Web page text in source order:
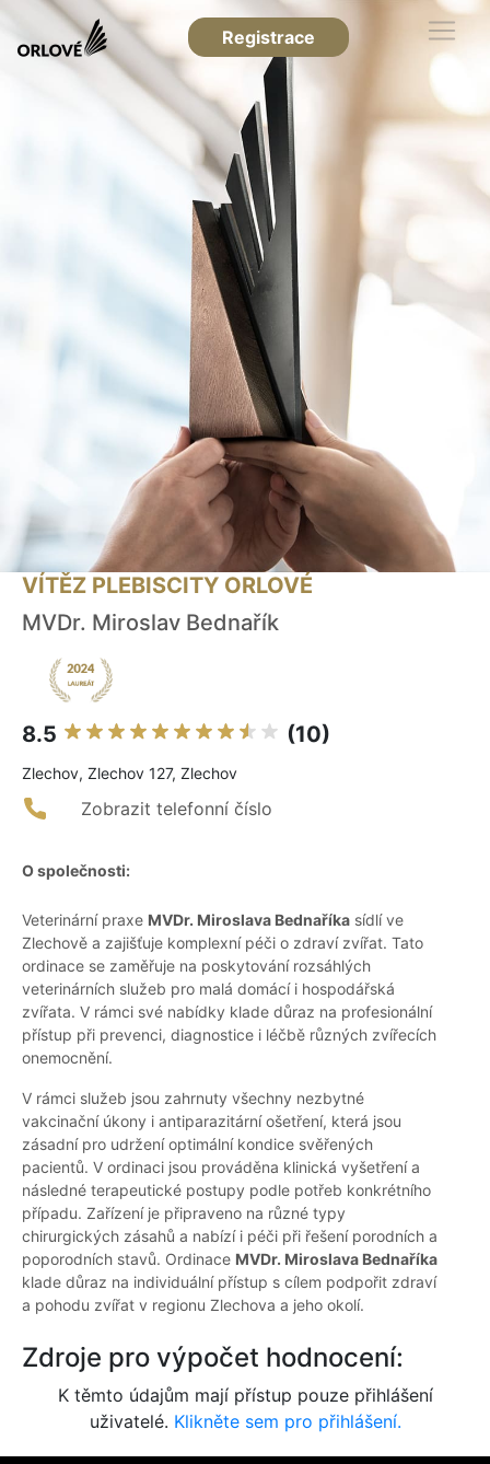
Registrace
VÍTĚZ PLEBISCITY ORLOVÉ
MVDr. Miroslav Bednařík
8.5 (10)
Zlechov, Zlechov 127, Zlechov
Zobrazit telefonní číslo
O společnosti:
Veterinární praxe MVDr. Miroslava Bednaříka sídlí ve
Zlechově a zajišťuje komplexní péči o zdraví zvířat. Tato
ordinace se zaměřuje na poskytování rozsáhlých
veterinárních služeb pro malá domácí i hospodářská
zvířata. V rámci své nabídky klade důraz na profesionální
přístup při prevenci, diagnostice i léčbě různých zvířecích
onemocnění.
V rámci služeb jsou zahrnuty všechny nezbytné
vakcinační úkony i antiparazitární ošetření, která jsou
zásadní pro udržení optimální kondice svěřených
pacientů. V ordinaci jsou prováděna klinická vyšetření a
následné terapeutické postupy podle potřeb konkrétního
případu. Zařízení je připraveno na různé typy
chirurgických zásahů a nabízí i péči při řešení porodních a
poporodních stavů. Ordinace MVDr. Miroslava Bednaříka
klade důraz na individuální přístup s cílem podpořit zdraví
a pohodu zvířat v regionu Zlechova a jeho okolí.
Zdroje pro výpočet hodnocení:
K těmto údajům mají přístup pouze přihlášení
uživatelé. Klikněte sem pro přihlášení.